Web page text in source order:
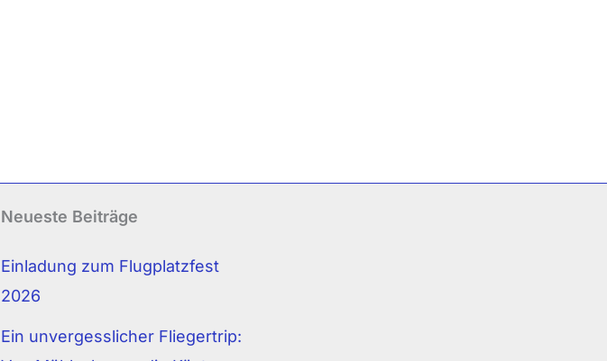
Neueste Beiträge
Einladung zum Flugplatzfest
2026
Ein unvergesslicher Fliegertrip: